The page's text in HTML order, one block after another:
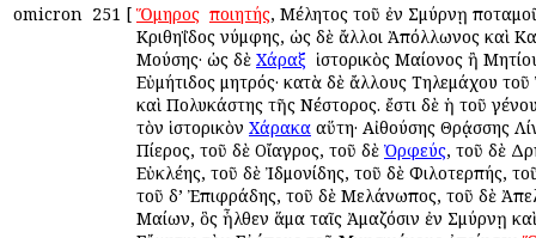
omicron 251 [ Ὅμηρος ποιητής, Μέλητος τοῦ ἐν Σμύρνῃ
Κριθηΐδος νύμφης, ὡς δὲ ἄλλοι Ἀπόλλωνος καὶ
Μούσης· ὡς δὲ Χάραξ ὁ ἱστορικὸς Μαίονος ἢ
Εὐμήτιδος μητρός· κατὰ δὲ ἄλλους Τηλεμάχου
καὶ Πολυκάστης τῆς Νέστορος. ἔστι δὲ ἡ τοῦ
τὸν ἱστορικὸν Χάρακα αὕτη· Αἰθούσης Θρᾴσσης
Πίερος, τοῦ δὲ Οἴαγρος, τοῦ δὲ Ὀρφεύς, τοῦ δὲ
Εὐκλέης, τοῦ δὲ Ἰδμονίδης, τοῦ δὲ Φιλοτερπής,
τοῦ δ’ Ἐπιφράδης, τοῦ δὲ Μελάνωπος, τοῦ δὲ
Μαίων, ὃς ἦλθεν ἅμα ταῖς Ἀμαζόσιν ἐν Σμύρνῃ